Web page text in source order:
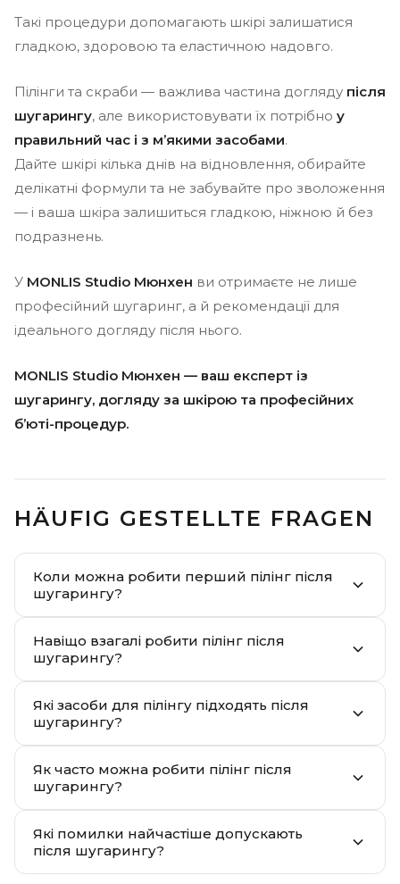
Такі процедури допомагають шкірі залишатися
гладкою, здоровою та еластичною надовго.
Пілінги та скраби — важлива частина догляду після
шугарингу, але використовувати їх потрібно у
правильний час і з м’якими засобами.
Дайте шкірі кілька днів на відновлення, обирайте
делікатні формули та не забувайте про зволоження
— і ваша шкіра залишиться гладкою, ніжною й без
подразнень.
У MONLIS Studio Мюнхен ви отримаєте не лише
професійний шугаринг, а й рекомендації для
ідеального догляду після нього.
MONLIS Studio Мюнхен — ваш експерт із
шугарингу, догляду за шкірою та професійних
б’юті-процедур.
HÄUFIG GESTELLTE FRAGEN
Коли можна робити перший пілінг після
шугарингу?
Навіщо взагалі робити пілінг після
шугарингу?
Які засоби для пілінгу підходять після
шугарингу?
Як часто можна робити пілінг після
шугарингу?
Які помилки найчастіше допускають
після шугарингу?